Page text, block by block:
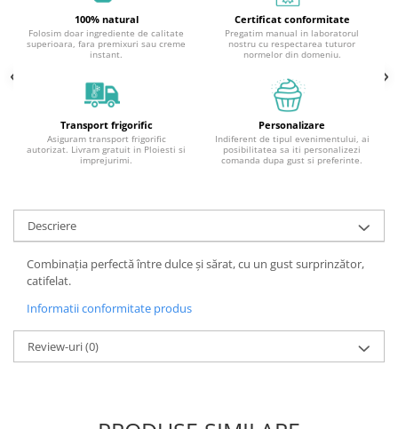
100% natural
Folosim doar ingrediente de calitate
superioara, fara premixuri sau creme
instant.
Certificat conformitate
Pregatim manual in laboratorul
nostru cu respectarea tuturor
normelor din domeniu.
Transport frigorific
Asiguram transport frigorific
autorizat. Livram gratuit in Ploiesti si
imprejurimi.
Personalizare
Indiferent de tipul evenimentului, ai
posibilitatea sa iti personalizezi
comanda dupa gust si preferinte.
Descriere
Combinația perfectă între dulce și sărat, cu un gust surprinzător,
catifelat.
Informatii conformitate produs
Review-uri(0)